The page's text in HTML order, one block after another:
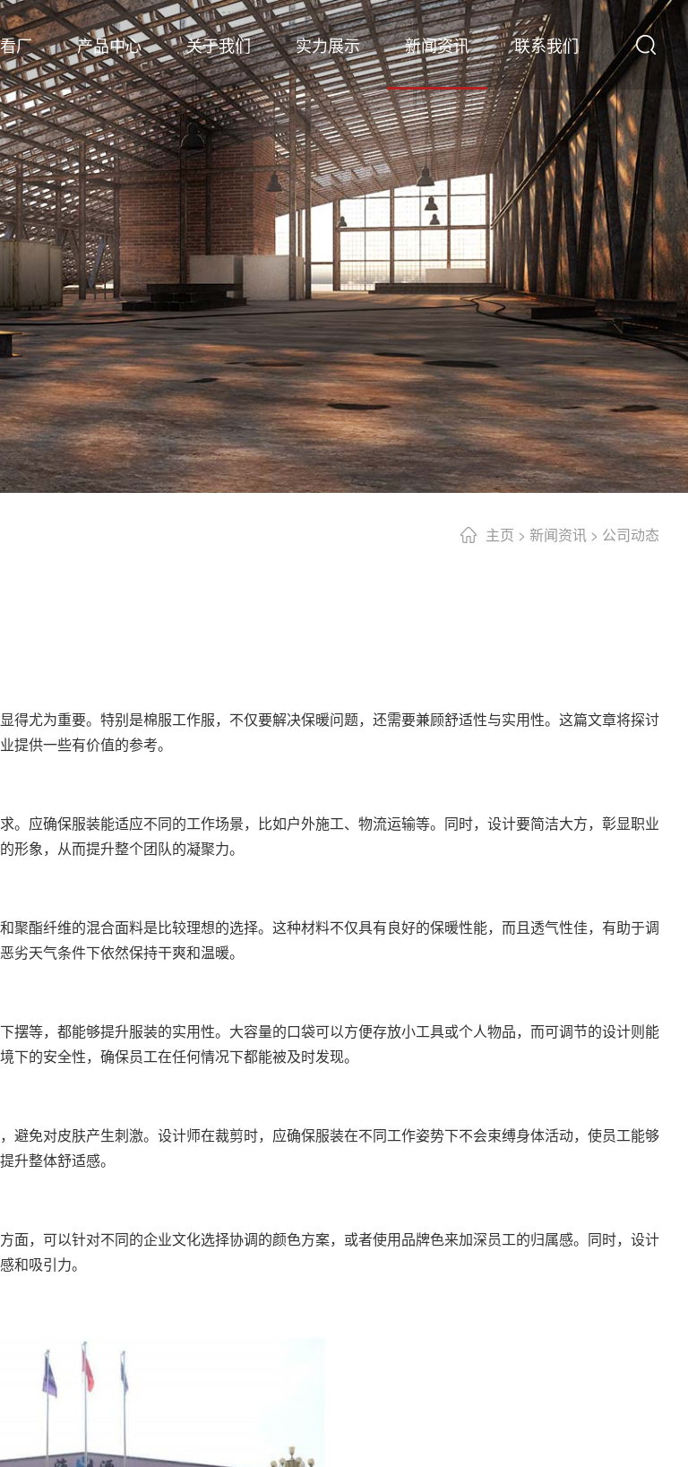
厂 产品中心 关于我们 实力展示 新闻资讯 联系我们
主页 > 新闻资讯 > 公司动态
尤为重要。特别是棉服工作服，不仅要解决保暖问题，还需要兼顾舒适性与实用性。这篇文章将探讨
提供一些有价值的参考。
应确保服装能适应不同的工作场景，比如户外施工、物流运输等。同时，设计要简洁大方，彰显职业
象，从而提升整个团队的凝聚力。
酯纤维的混合面料是比较理想的选择。这种材料不仅具有良好的保暖性能，而且透气性佳，有助于调
天气条件下依然保持干爽和温暖。
等，都能够提升服装的实用性。大容量的口袋可以方便存放小工具或个人物品，而可调节的设计则能
的安全性，确保员工在任何情况下都能被及时发现。
免对皮肤产生刺激。设计师在裁剪时，应确保服装在不同工作姿势下不会束缚身体活动，使员工能够
升整体舒适感。
，可以针对不同的企业文化选择协调的颜色方案，或者使用品牌色来加深员工的归属感。同时，设计
和吸引力。